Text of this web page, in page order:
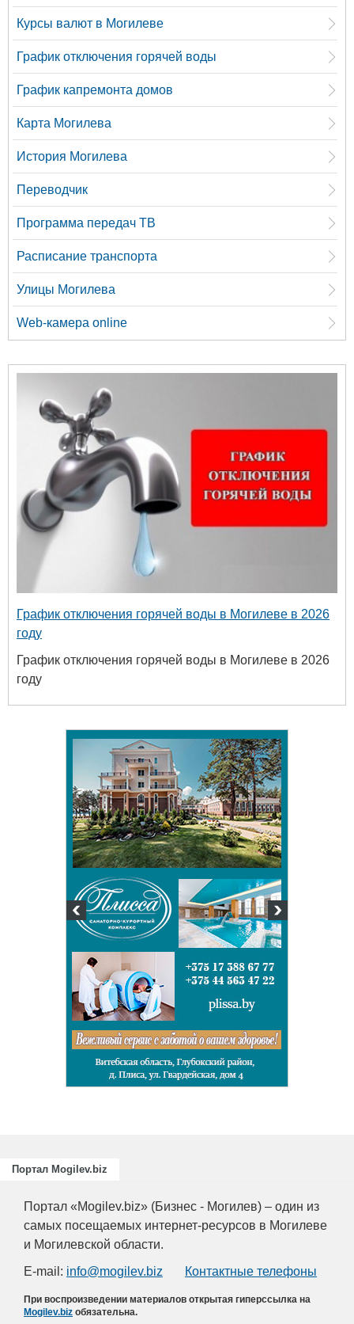
Курсы валют в Могилеве
График отключения горячей воды
График капремонта домов
Карта Могилева
История Могилева
Переводчик
Программа передач ТВ
Расписание транспорта
Улицы Могилева
Web-камера online
График отключения горячей воды в Могилеве в 2026
году
График отключения горячей воды в Могилеве в 2026
году
Портал Mogilev.biz
Портал «Mogilev.biz» (Бизнес - Могилев) – один из
самых посещаемых интернет-ресурсов в Могилеве
и Могилевской области.
E-mail: info@mogilev.biz Контактные телефоны
При воспроизведении материалов открытая гиперссылка на
Mogilev.biz обязательна.